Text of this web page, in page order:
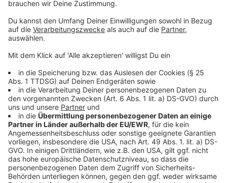
unterschiedlich strukturiert sind. Im Stadtgebiet
Neuss haben wir überhaupt keinen Ärztemangel,
da haben wir eher einen Überschuss. Je weiter
sie in die Peripherie aufs Land gehen,
Frimmersdorf und die anderen Gemeinden, die
unattraktive Sache war früher.“
Angesichts anstehender Ruhestände älterer
Landärzte rückt die Suche nach Praxisnachfolgern
dort aktuell weiter in den Fokus.
Anzeige